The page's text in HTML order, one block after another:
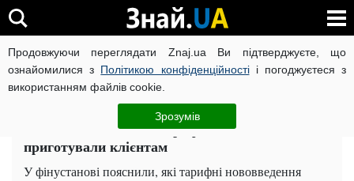
Продовжуючи переглядати Znaj.ua Ви підтверджуєте, що
ознайомилися з Політикою конфіденційностіі погоджуєтеся з
використанням файлів cookie.
Зрозумів
ВІЙНА РОСІЇ ПРОТИ УКРАЇНИ КОРОНАВІРУС В УКРАЇНІ
ЧИТАТЬ НА РУССКОМ
"Ощадбанк" змінює тарифи з 1 липня: що
приготували клієнтам
У фінустанові пояснили, які тарифні нововведення